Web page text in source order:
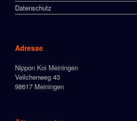
Datenschutz
Adresse
Nippon Koi Meiningen
Veilchenweg 43
98617 Meiningen